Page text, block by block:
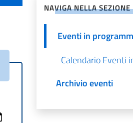
NAVIGA NELLA SEZIONE
Eventi in
Calendario Eventi
Archivio eventi